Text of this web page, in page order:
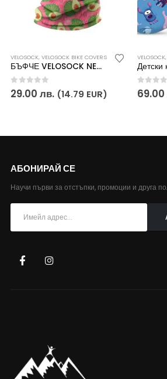
ЗА ВЕЛОСИПЕД VELOSOCK
VELOSOCK,VELOSOCK BIKE COVERS
БЪФЧЕ VELOSOCK NECK GAITER AVOCADO
0out of 5
29.00лв. (14.79 EUR)
VELOSOCK,
0out
69.00
АБОНИРАЙ СЕ
Научи първи за отстъпки, промоции и друга